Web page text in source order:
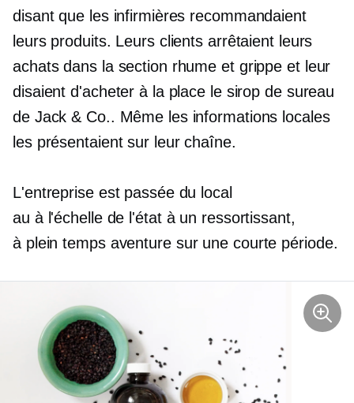
disant que les infirmières recommandaient
leurs produits. Leurs clients arrêtaient leurs
achats dans la section rhume et grippe et leur
disaient d'acheter à la place le sirop de sureau
de Jack & Co.. Même les informations locales
les présentaient sur leur chaîne.
L'entreprise est passée du local
au à l'échelle de l'étatà un ressortissant,
à plein tempsaventure sur une courte période.